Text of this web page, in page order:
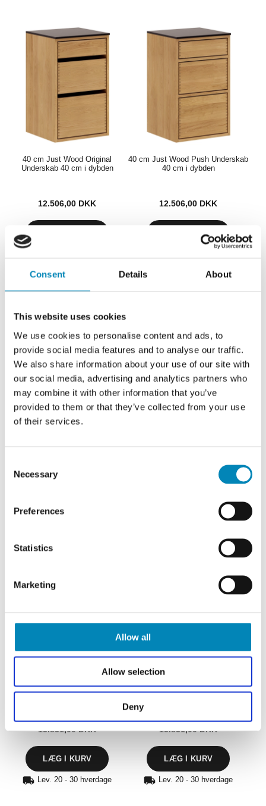
Consent Details About
This website uses cookies
We use cookies to personalise content and ads, to
provide social media features and to analyse our traffic.
We also share information about your use of our site with
our social media, advertising and analytics partners who
may combine it with other information that you’ve
provided to them or that they’ve collected from your use
of their services.
Selection
Necessary
Preferences
Statistics
Marketing
Allow all
Allow selection
Deny
40 cm Just Wood Original
Underskab 40 cm i dybden
12.506,00 DKK
40 cm Just Wood Push Underskab
40 cm i dybden
12.506,00 DKK
SNEDKER
KVALITET
Bare i en mere tilgængelig
prisklasse. Hos Just Wood
betaler du for materialet og
håndværket, intet
Lev. 20 - 30 hverdage
50 cm Just Wood Original
Underskab 40 cm i dybden
13.831,00DKK
Lev. 20 - 30 hverdage
50 cm Just Wood Push Underskab
40 cm i dybden
13.831,00DKK
Lev. 20 - 30 hverdage Lev. 20 - 30 hverdage